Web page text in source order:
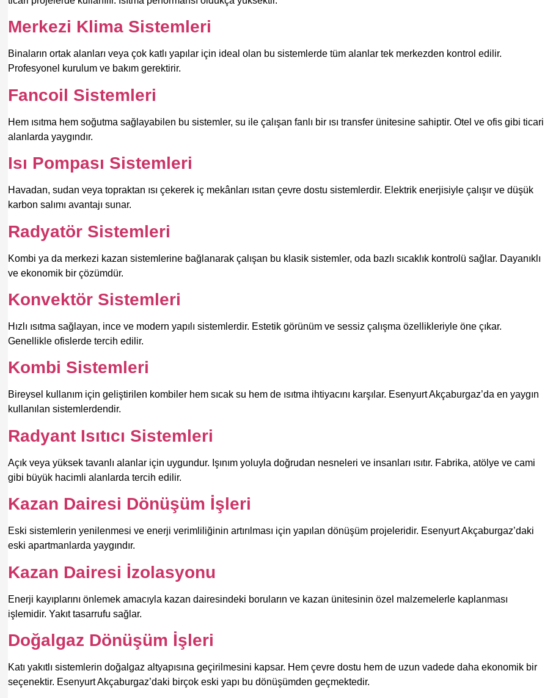
Merkezi Klima Sistemleri
Binaların ortak alanları veya çok katlı yapılar için ideal olan bu sistemlerde tüm alanlar tek merkezden kontrol edilir.
Profesyonel kurulum ve bakım gerektirir.
Fancoil Sistemleri
Hem ısıtma hem soğutma sağlayabilen bu sistemler, su ile çalışan fanlı bir ısı transfer ünitesine sahiptir. Otel ve ofis gibi ticari
alanlarda yaygındır.
Isı Pompası Sistemleri
Havadan, sudan veya topraktan ısı çekerek iç mekânları ısıtan çevre dostu sistemlerdir. Elektrik enerjisiyle çalışır ve düşük
karbon salımı avantajı sunar.
Radyatör Sistemleri
Kombi ya da merkezi kazan sistemlerine bağlanarak çalışan bu klasik sistemler, oda bazlı sıcaklık kontrolü sağlar. Dayanıklı
ve ekonomik bir çözümdür.
Konvektör Sistemleri
Hızlı ısıtma sağlayan, ince ve modern yapılı sistemlerdir. Estetik görünüm ve sessiz çalışma özellikleriyle öne çıkar.
Genellikle ofislerde tercih edilir.
Kombi Sistemleri
Bireysel kullanım için geliştirilen kombiler hem sıcak su hem de ısıtma ihtiyacını karşılar. Esenyurt Akçaburgaz’da en yaygın
kullanılan sistemlerdendir.
Radyant Isıtıcı Sistemleri
Açık veya yüksek tavanlı alanlar için uygundur. Işınım yoluyla doğrudan nesneleri ve insanları ısıtır. Fabrika, atölye ve cami
gibi büyük hacimli alanlarda tercih edilir.
Kazan Dairesi Dönüşüm İşleri
Eski sistemlerin yenilenmesi ve enerji verimliliğinin artırılması için yapılan dönüşüm projeleridir. Esenyurt Akçaburgaz’daki
eski apartmanlarda yaygındır.
Kazan Dairesi İzolasyonu
Enerji kayıplarını önlemek amacıyla kazan dairesindeki boruların ve kazan ünitesinin özel malzemelerle kaplanması
işlemidir. Yakıt tasarrufu sağlar.
Doğalgaz Dönüşüm İşleri
Katı yakıtlı sistemlerin doğalgaz altyapısına geçirilmesini kapsar. Hem çevre dostu hem de uzun vadede daha ekonomik bir
seçenektir. Esenyurt Akçaburgaz’daki birçok eski yapı bu dönüşümden geçmektedir.